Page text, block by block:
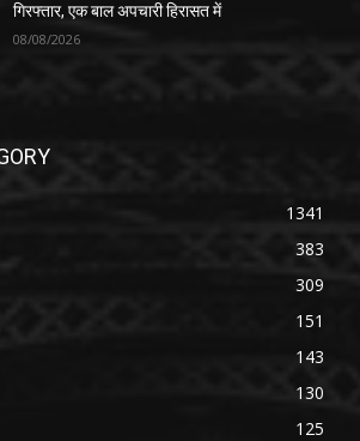
गिरफ्तार, एक बाल अपचारी हिरासत में
08/08/2026
1341
383
309
151
143
130
125